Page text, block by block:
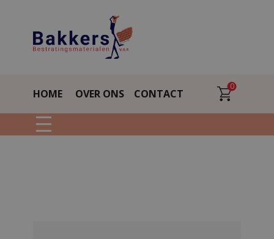
HOME CONTACT
OVER ONS
0